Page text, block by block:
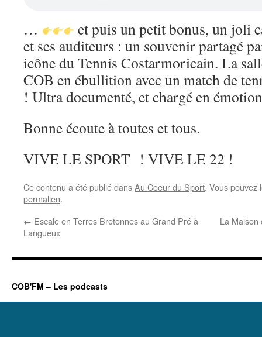
…
et puis un petit bonus, un joli
et ses auditeurs : un souvenir partagé
icône du Tennis Costarmoricain. La
COB en ébullition avec un match de
! Ultra documenté, et chargé en
Bonne écoute à toutes et tous.
VIVE LE SPORT ! VIVE LE 22 !
Ce contenu a été publié dansAu Coeur du Sport. Vous
permalien.
← Escale en Terres Bretonnes au Grand Pré à
Langueux
La Maison
COB'FM – Les podcasts